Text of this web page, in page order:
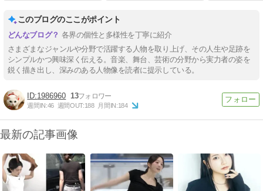
このブログのここがポイント
各界の個性と多様性を丁寧に紹介
さまざまなジャンルや分野で活躍する人物を取り上げ、その人生や足跡を
シンプルかつ興味深く伝える。音楽、舞台、芸術の分野から実力者の姿を
鋭く描き出し、深みのある人物像を読者に提示している。
1986960 13
週間IN:46 週間OUT:188 月間IN:184
最新の記事画像